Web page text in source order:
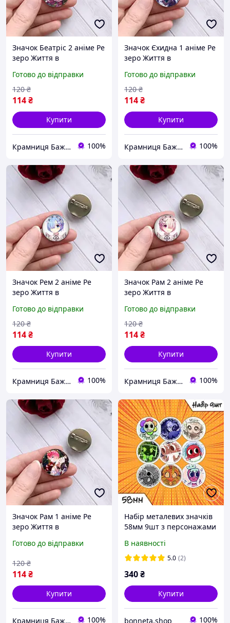
Значок Беатріс 2 аніме Ре
зеро Життя в
нуля Re:Zero Резеро
Життя з нуля в іншому
світі
Готово до відправки
114₴
120 ₴
Купити
Крамниця Бажань 100%
Значок Єхидна 1 аніме Ре
зеро Життя в
нуля Re:Zero Єхідна
Резеро Життя з нуля в
іншому світі
Готово до відправки
114₴
120 ₴
Купити
Крамниця Бажань 100%
Значок Рем 2 аніме Ре
зеро Життя в
нуля Re:Zero Резеро
Життя з нуля в іншому
світі
Готово до відправки
114₴
120 ₴
Купити
Крамниця Бажань 100%
Значок Рам 2 аніме Ре
зеро Життя в
нуля Re:Zero Резеро
Життя з нуля в іншому
світі
Готово до відправки
114₴
120 ₴
Купити
Крамниця Бажань 100%
Значок Рам 1 аніме Ре
зеро Життя в
нуля Re:Zero Резеро
світі
Готово до відправки
114₴
120 ₴
Купити
Крамниця Бажань 100%
Набір металевих значків
58мм 9шт з персонажами
денді
В наявності
5.0 (2)
340₴
Купити
bonneta.shop 100%